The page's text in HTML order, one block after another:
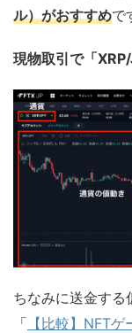
ル）がおすすめで
現物取引で「
ちなみに送金する
「 【比較】NFT